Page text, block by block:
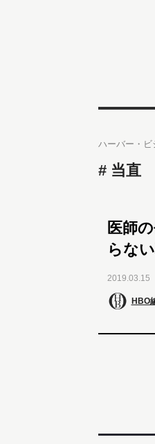
ハーバー・ビ
当直
医師
らな
2019.03.15
HBO